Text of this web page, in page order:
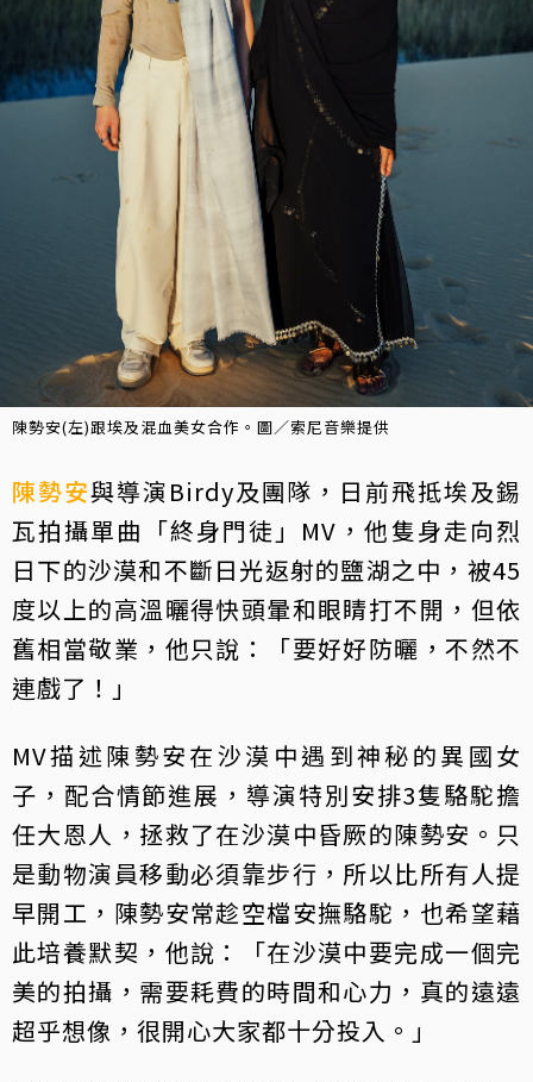
陳勢安(左)跟埃及混血美女合作。圖／索尼音樂提供
陳勢安與導演Birdy及團隊，日前飛抵埃及錫
瓦拍攝單曲「終身門徒」MV，他隻身走向烈
日下的沙漠和不斷日光返射的鹽湖之中，被45
度以上的高溫曬得快頭暈和眼睛打不開，但依
舊相當敬業，他只說：「要好好防曬，不然不
連戲了！」
MV描述陳勢安在沙漠中遇到神秘的異國女
子，配合情節進展，導演特別安排3隻駱駝擔
任大恩人，拯救了在沙漠中昏厥的陳勢安。只
是動物演員移動必須靠步行，所以比所有人提
早開工，陳勢安常趁空檔安撫駱駝，也希望藉
此培養默契，他說：「在沙漠中要完成一個完
美的拍攝，需要耗費的時間和心力，真的遠遠
超乎想像，很開心大家都十分投入。」